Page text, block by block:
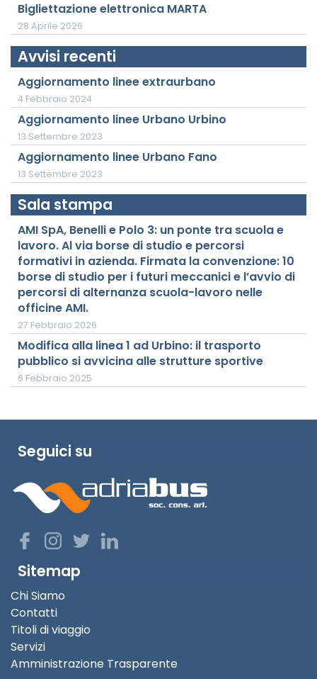
Bigliettazione elettronica MARTA
28 Aprile 2026
Avvisi recenti
Aggiornamento linee extraurbano
4 Febbraio 2024
Aggiornamento linee Urbano Urbino
13 Settembre 2023
Aggiornamento linee Urbano Fano
13 Settembre 2023
Sala stampa
AMI SpA, Benelli e Polo 3: un ponte tra scuola e
lavoro. Al via borse di studio e percorsi
formativi in azienda. Firmata la convenzione: 10
borse di studio per i futuri meccanici e l’avvio di
percorsi di alternanza scuola-lavoro nelle
officine AMI.
27 Febbraio 2026
Modifica alla linea 1 ad Urbino: il trasporto
pubblico si avvicina alle strutture sportive
6 Febbraio 2025
Seguici su
Sitemap
Chi Siamo
Contatti
Titoli di viaggio
Servizi
Amministrazione Trasparente